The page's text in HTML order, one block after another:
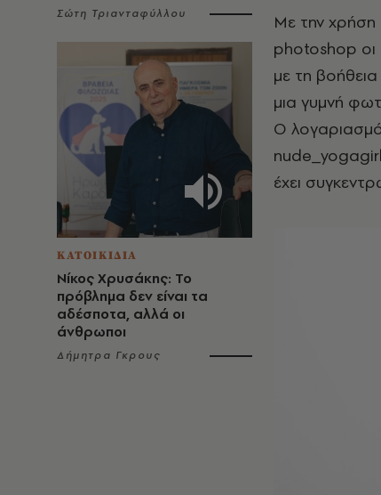
Σώτη Τριανταφύλλου
ΚΑΤΟΙΚΙΔΙΑ
Νίκος Χρυσάκης: Το
πρόβλημα δεν είναι τα
αδέσποτα, αλλά οι
άνθρωποι
Δήμητρα Γκρους
Με την χρήση
photoshop οι
με τη
μια γυμνή
Ο
έχει